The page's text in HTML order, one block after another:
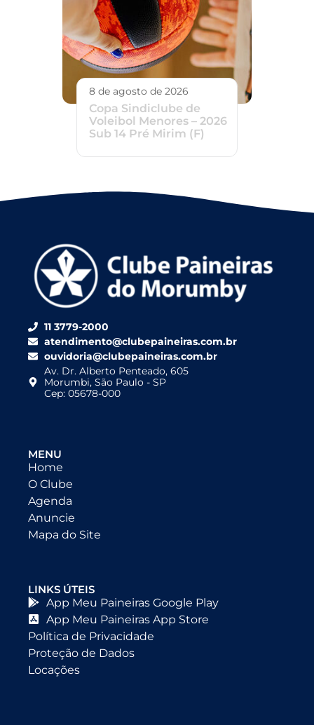
8 de agosto de 2026
Copa Sindiclube de
Voleibol Menores – 2026
Sub 14 Pré Mirim (F)
11 3779-2000
atendimento@clubepaineiras.com.br
ouvidoria@clubepaineiras.com.br
Av. Dr. Alberto Penteado, 605
Morumbi, São Paulo - SP
Cep: 05678-000
MENU
Home
O Clube
Agenda
Anuncie
Mapa do Site
LINKS ÚTEIS
App Meu Paineiras Google Play
App Meu Paineiras App Store
Política de Privacidade
Proteção de Dados
Locações